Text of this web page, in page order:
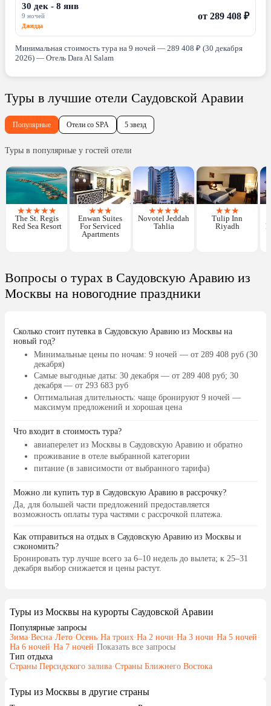
30 дек - 8 янв
9 ночей
Джидда
от 289 408 ₽
Минимальная стоимость тура на 9 ночей — 289 408 ₽ (30 декабря
2026) — Отель Dara Al Salam
Туры в лучшие отели Саудовской Аравии
Популярные Отели со SPA 5 звезд
Туры в популярные у гостей отели
★★★★★
The St. Regis
Red Sea Resort
★★★
Enwan Suites
For Serviced
Apartments
★★★★
Novotel Jeddah
Tahlia
★★★
Tulip Inn
Riyadh
Вопросы о турах в Саудовскую Аравию из
Москвы на новогодние праздники
Сколько стоит путевка в Саудовскую Аравию из Москвы на
новый год?
Минимальные цены по ночам: 9 ночей — от 289 408 руб (30
декабря)
Самые выгодные даты: 30 декабря — от 289 408 руб; 30
декабря — от 293 683 руб
Оптимальная длительность: чаще бронируют 9 ночей —
максимум предложений и хорошая цена
Что входит в стоимость тура?
авиаперелет из Москвы в Саудовскую Аравию и обратно
проживание в отеле выбранной категории
питание (в зависимости от выбранного тарифа)
Можно ли купить тур в Саудовскую Аравию в рассрочку?
Да, для большей части предложений предоставляется
возможность оплаты тура частями с рассрочкой платежа.
Как отправиться на отдых в Саудовскую Аравию из Москвы и
сэкономить?
Бронировать тур лучше всего за 6–10 недель до вылета; к 25–31
декабря выбор снижается и цены растут.
Туры из Москвы на курорты Саудовской Аравии
Популярные запросы
Зима·Весна·Лето·Осень·На троих·На 2 ночи·На 3 ночи·На 5 ночей·
На 6 ночей·На 7 ночей·Показать все запросы
Тип отдыха
Страны Персидского залива·Страны Ближнего Востока
Туры из Москвы в другие страны